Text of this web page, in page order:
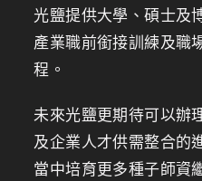
光鹽提供大學、碩士及
產業職前銜接訓練及職
程。
未來光鹽更期待可以辦
及企業人才供需整合的
當中培育更多種子師資